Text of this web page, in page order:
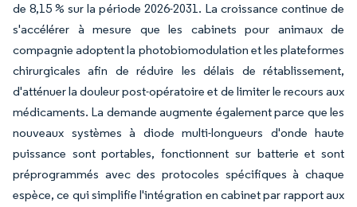
de 8,15 % sur la période 2026-2031. La croissance continue de
s'accélérer à mesure que les cabinets pour animaux de
compagnie adoptent la photobiomodulation et les plateformes
chirurgicales afin de réduire les délais de rétablissement,
d'atténuer la douleur post-opératoire et de limiter le recours aux
médicaments. La demande augmente également parce que les
nouveaux systèmes à diode multi-longueurs d'onde haute
puissance sont portables, fonctionnent sur batterie et sont
préprogrammés avec des protocoles spécifiques à chaque
espèce, ce qui simplifie l'intégration en cabinet par rapport aux